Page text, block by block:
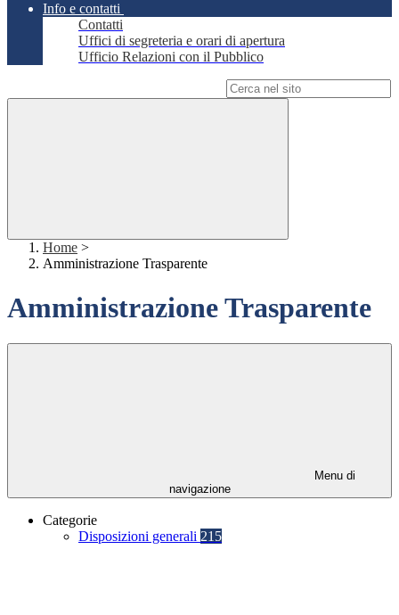
Info e contatti
Contatti
Uffici di segreteria e orari di apertura
Ufficio Relazioni con il Pubblico
Home >
Amministrazione Trasparente
Amministrazione Trasparente
Menu di
navigazione
Categorie
Disposizioni generali 215